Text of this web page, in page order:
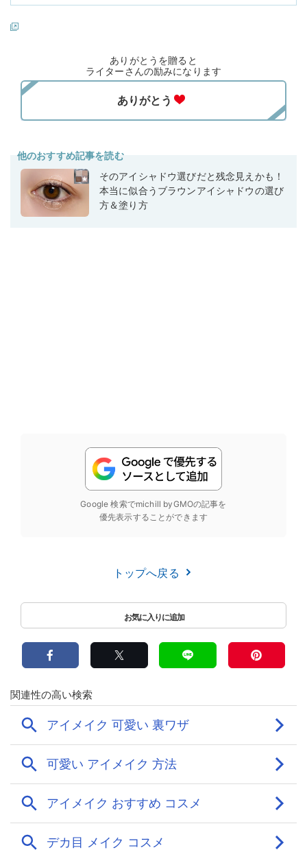
ありがとうを贈ると
ライターさんの励みになります
他のおすすめ記事を読む
そのアイシャドウ選びだと残念見えかも！
本当に似合うブラウンアイシャドウの選び
方＆塗り方
Google 検索でmichill byGMOの記事を
優先表示することができます
トップへ戻る